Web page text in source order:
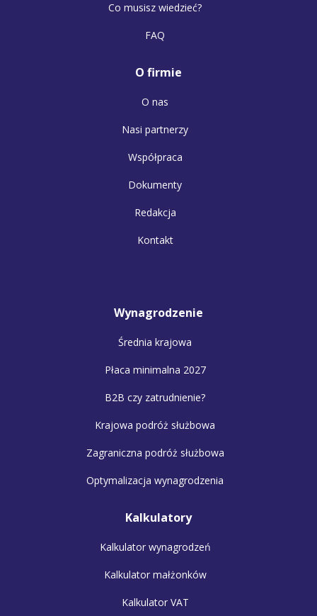
Co musisz wiedzieć?
FAQ
O firmie
O nas
Nasi partnerzy
Współpraca
Dokumenty
Redakcja
Kontakt
Wynagrodzenie
Średnia krajowa
Płaca minimalna 2027
B2B czy zatrudnienie?
Krajowa podróż służbowa
Zagraniczna podróż służbowa
Optymalizacja wynagrodzenia
Kalkulatory
Kalkulator wynagrodzeń
Kalkulator małżonków
Kalkulator VAT